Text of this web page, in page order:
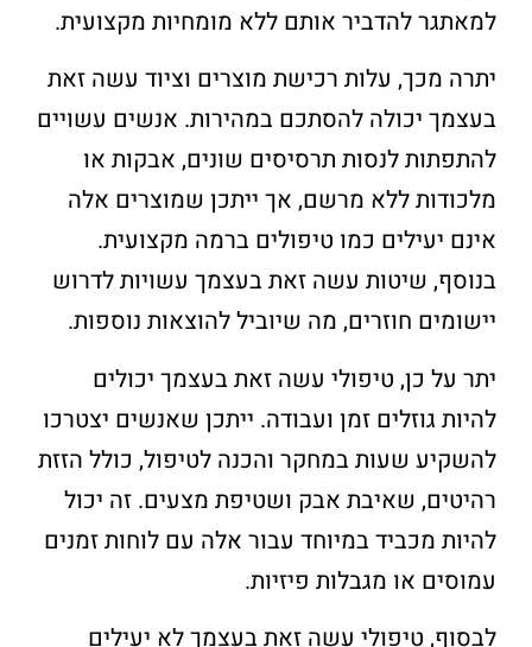
למאתגר להדביר אותם ללא מומחיות מקצועית.
יתרה מכך, עלות רכישת מוצרים וציוד עשה זאת
בעצמך יכולה להסתכם במהירות. אנשים עשויים
להתפתות לנסות תרסיסים שונים, אבקות או
מלכודות ללא מרשם, אך ייתכן שמוצרים אלה
אינם יעילים כמו טיפולים ברמה מקצועית.
בנוסף, שיטות עשה זאת בעצמך עשויות לדרוש
יישומים חוזרים, מה שיוביל להוצאות נוספות.
יתר על כן, טיפולי עשה זאת בעצמך יכולים
להיות גוזלים זמן ועבודה. ייתכן שאנשים יצטרכו
להשקיע שעות במחקר והכנה לטיפול, כולל הזזת
רהיטים, שאיבת אבק ושטיפת מצעים. זה יכול
להיות מכביד במיוחד עבור אלה עם לוחות זמנים
עמוסים או מגבלות פיזיות.
לבסוף, טיפולי עשה זאת בעצמך לא יעילים